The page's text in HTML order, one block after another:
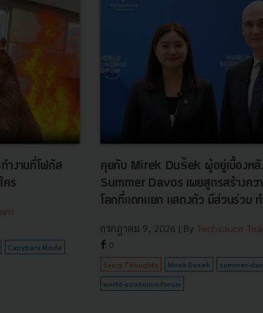
ำงานที่โฟกัส
คร
Capybara Mode
คุยกับ Mirek Dušek ผู้อยู่เบื้องหลั
Summer Davos เผยสูตรสร้างควา
โลกที่แตกแยก แสดงตัว มีส่วนร่วม ท
กรกฎาคม 9, 2026 | By Techsauce
0
Saucy Thoughts Mirek Dusek summer-
world-economic-forum